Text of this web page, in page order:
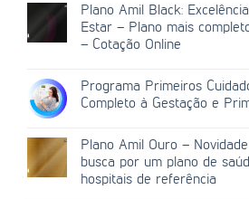
Plano Amil Black:
Estar – Plano mais
– Cotação Online
Programa Primeiros
Completo à Gestação e
Plano Amil Ouro –
busca por um plano de
hospitais de referência